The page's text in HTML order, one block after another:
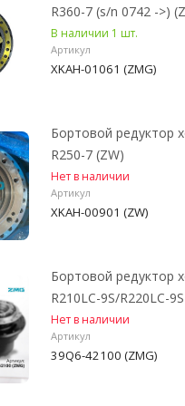
R360-7 (s/n 0742 ->)
В наличии 1 шт.
Артикул
XKAH-01061 (ZMG)
Бортовой редуктор
R250-7 (ZW)
Нет в наличии
Артикул
XKAH-00901 (ZW)
Бортовой редуктор
R210LC-9S/R220LC-
Нет в наличии
Артикул
39Q6-42100 (ZMG)